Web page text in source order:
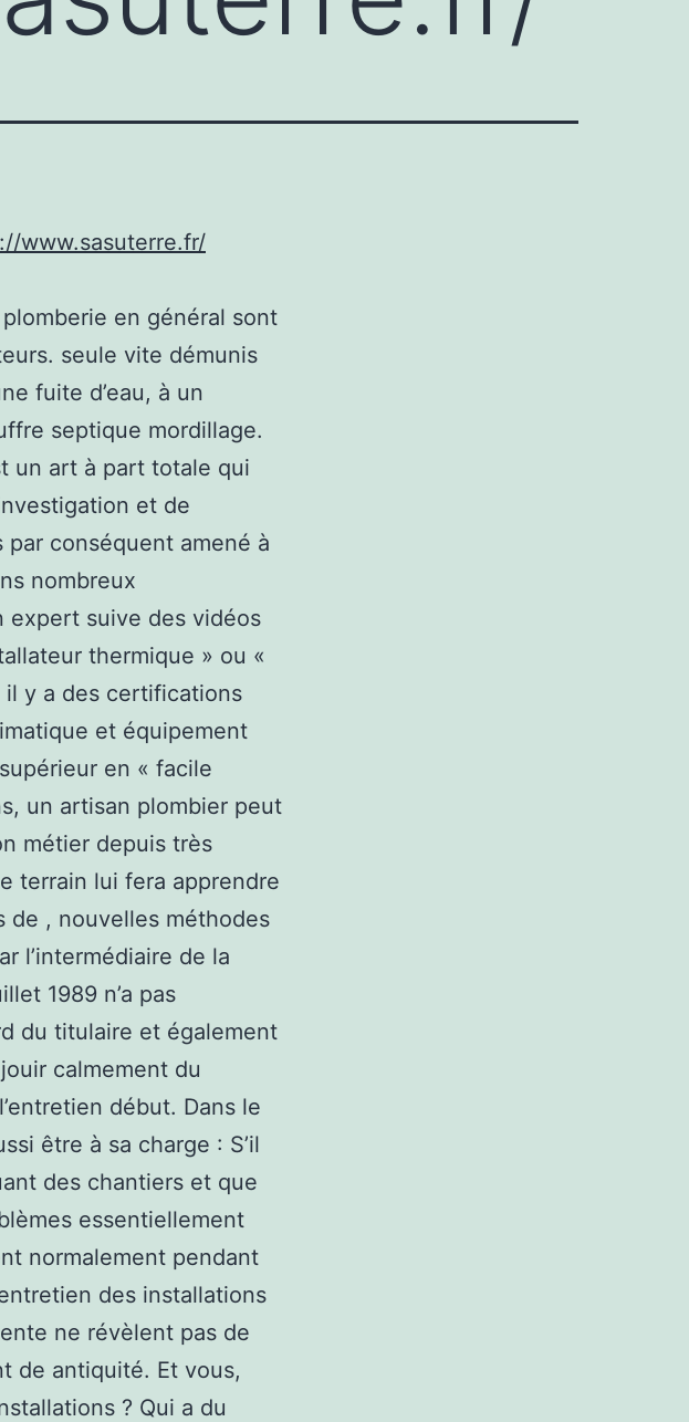
www.sasuterre.fr/
en général sont
seule vite démunis
fuite d’eau, à un
septique mordillage.
un art à part totale qui
et de
conséquent amené à
nombreux
expert suive des vidéos
thermique » ou «
il y a des certifications
et équipement
en « facile
un artisan plombier peut
métier depuis très
terrain lui fera apprendre
de , nouvelles méthodes
l’intermédiaire de la
1989 n’a pas
du titulaire et également
calmement du
début. Dans le
être à sa charge : S’il
des chantiers et que
essentiellement
normalement pendant
des installations
ne révèlent pas de
de antiquité. Et vous,
? Qui a du